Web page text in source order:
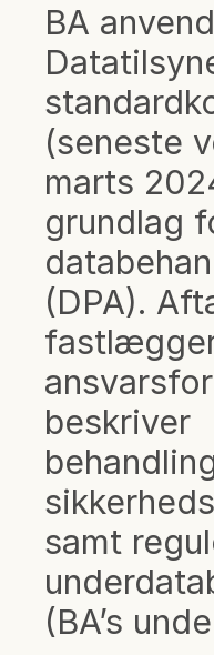
BA
(seneste
marts
grundlag
(DPA).
beskriver
samt
(BA’s